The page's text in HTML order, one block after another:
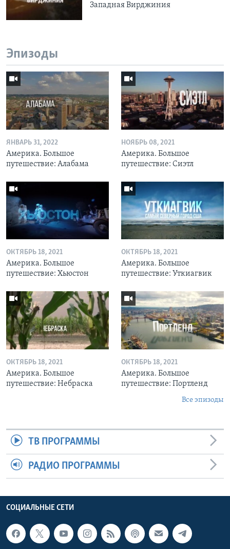
Западная Вирджиния
Эпизоды
ЯНВАРЬ 31, 2022
Америка. Большое
путешествие: Алабама
НОЯБРЬ 08, 2021
Америка. Большое
путешествие: Сиэтл
ОКТЯБРЬ 18, 2021
Америка. Большое
путешествие: Хьюстон
ОКТЯБРЬ 18, 2021
Америка. Большое
путешествие: Уткиагвик
ОКТЯБРЬ 18, 2021
Америка. Большое
путешествие: Небраска
ОКТЯБРЬ 18, 2021
Америка. Большое
путешествие: Портленд
Все эпизоды
ТВ ПРОГРАММЫ
РАДИО ПРОГРАММЫ
СОЦИАЛЬНЫЕ СЕТИ